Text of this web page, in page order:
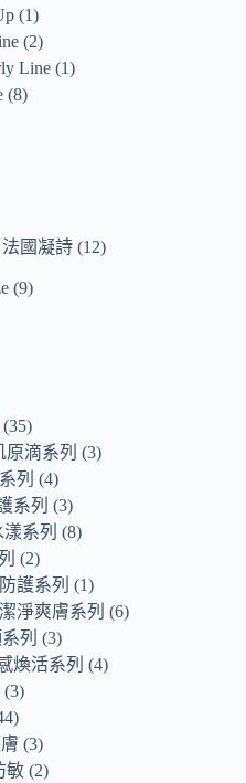
1
2
Line 1
8
法國凝詩 12
9
35
原滴系列
3
列
4
系列
3
系列
8
2
護系列
1
淨爽膚系列
6
列
3
煥活系列
4
3
3
敏 2